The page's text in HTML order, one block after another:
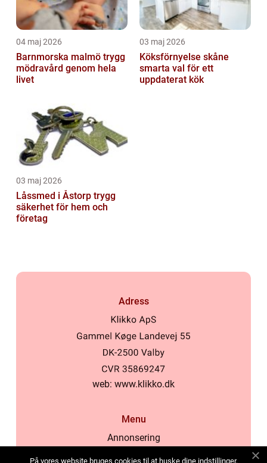
04 maj 2026
Barnmorska malmö trygg
mödravård genom hela
livet
03 maj 2026
Köksförnyelse skåne
smarta val för ett
uppdaterat kök
03 maj 2026
Låssmed i Åstorp trygg
säkerhet för hem och
företag
Adress
web: www.klikko.dk
Menu
Annonsering
På vores website bruges cookies til at huske dine indstillinger,